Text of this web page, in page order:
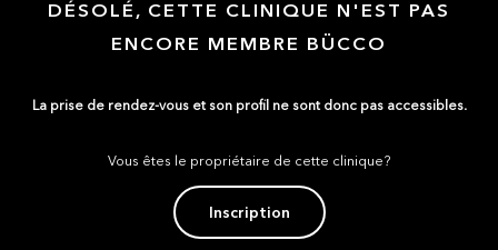
DÉSOLÉ, CETTE CLINIQUE N'EST PAS
ENCORE MEMBRE BÜCCO
La prise de rendez-vous et son profil ne sont donc pas accessibles.
Vous êtes le propriétaire de cette clinique?
Inscription